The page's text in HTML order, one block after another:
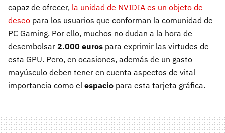
capaz de ofrecer, la unidad de NVIDIA es un objeto de
deseo para los usuarios que conforman la comunidad de
PC Gaming. Por ello, muchos no dudan a la hora de
desembolsar 2.000 euros para exprimir las virtudes de
esta GPU. Pero, en ocasiones, además de un gasto
mayúsculo deben tener en cuenta aspectos de vital
importancia como el espacio para esta tarjeta gráfica.